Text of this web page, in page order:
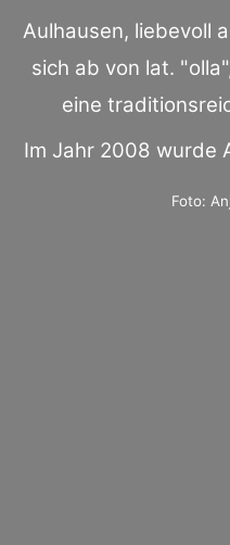
Aulhausen, liebevoll
sich ab von lat.
eine
Im Jahr 2008 wurde
Foto: